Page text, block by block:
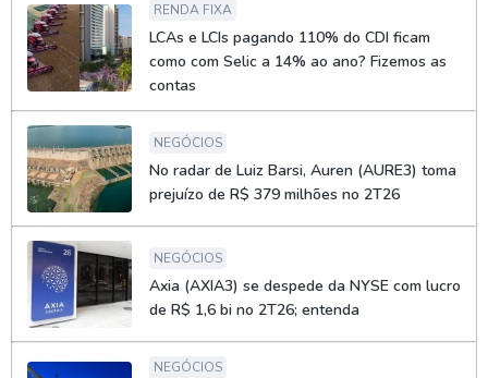
RENDA FIXA
LCAs e LCIs pagando 110% do CDI ficam
como com Selic a 14% ao ano? Fizemos as
contas
NEGÓCIOS
No radar de Luiz Barsi, Auren (AURE3) toma
prejuízo de R$ 379 milhões no 2T26
NEGÓCIOS
Axia (AXIA3) se despede da NYSE com lucro
de R$ 1,6 bi no 2T26; entenda
NEGÓCIOS